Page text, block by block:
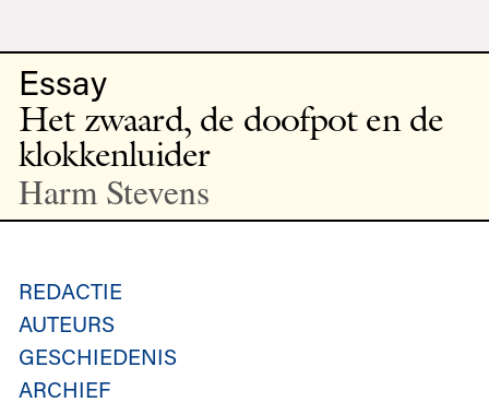
Essay
Het zwaard, de doofpot en de
klokkenluider
Harm Stevens
REDACTIE
AUTEURS
GESCHIEDENIS
ARCHIEF